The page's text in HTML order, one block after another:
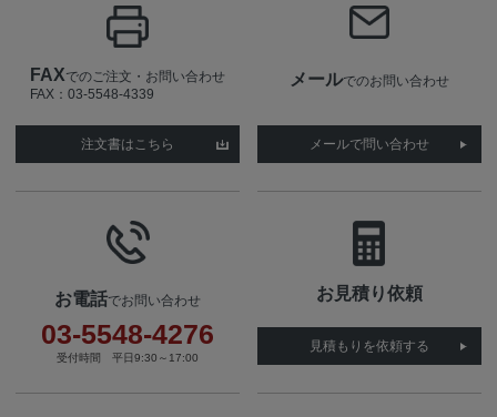
FAXでのご注文・お問い合わせ
FAX：03-5548-4339
注文書はこちら
メールでのお問い合わせ
メールで問い合わせ
お電話でお問い合わせ
03-5548-4276
受付時間 平日9:30～17:00
お見積り依頼
見積もりを依頼する